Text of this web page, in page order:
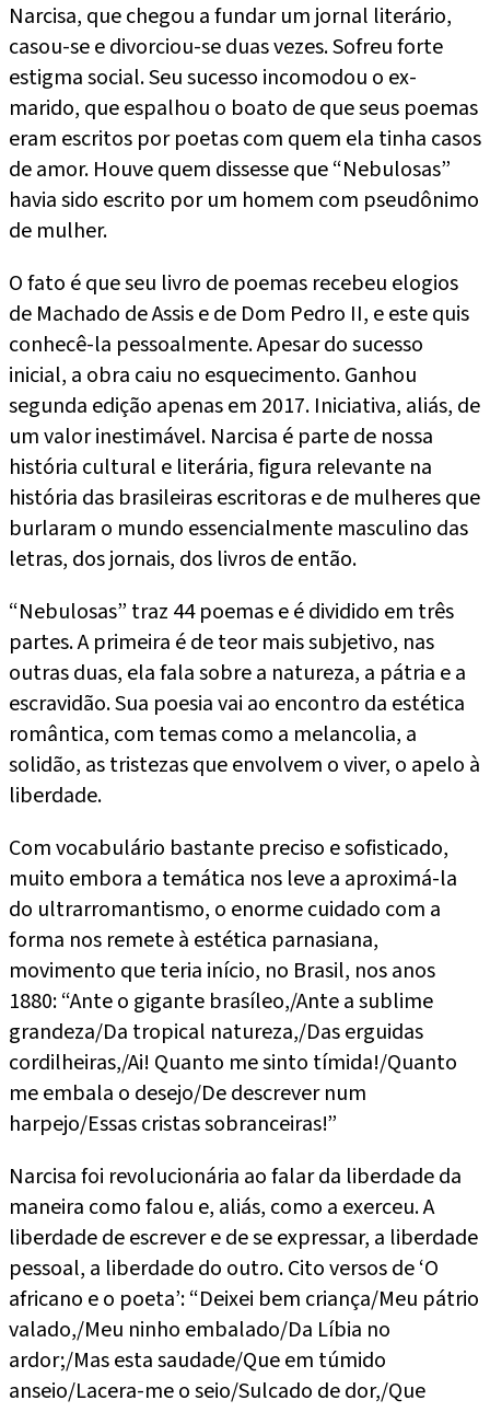
Narcisa, que chegou a fundar um jornal literário,
casou-se e divorciou-se duas vezes. Sofreu forte
estigma social. Seu sucesso incomodou o ex-
marido, que espalhou o boato de que seus poemas
eram escritos por poetas com quem ela tinha casos
de amor. Houve quem dissesse que “Nebulosas”
havia sido escrito por um homem com pseudônimo
de mulher.
O fato é que seu livro de poemas recebeu elogios
de Machado de Assis e de Dom Pedro II, e este quis
conhecê-la pessoalmente. Apesar do sucesso
inicial, a obra caiu no esquecimento. Ganhou
segunda edição apenas em 2017. Iniciativa, aliás, de
um valor inestimável. Narcisa é parte de nossa
história cultural e literária, figura relevante na
história das brasileiras escritoras e de mulheres que
burlaram o mundo essencialmente masculino das
letras, dos jornais, dos livros de então.
“Nebulosas” traz 44 poemas e é dividido em três
partes. A primeira é de teor mais subjetivo, nas
outras duas, ela fala sobre a natureza, a pátria e a
escravidão. Sua poesia vai ao encontro da estética
romântica, com temas como a melancolia, a
solidão, as tristezas que envolvem o viver, o apelo à
liberdade.
Com vocabulário bastante preciso e sofisticado,
muito embora a temática nos leve a aproximá-la
do ultrarromantismo, o enorme cuidado com a
forma nos remete à estética parnasiana,
movimento que teria início, no Brasil, nos anos
1880: “Ante o gigante brasíleo,/Ante a sublime
grandeza/Da tropical natureza,/Das erguidas
cordilheiras,/Ai! Quanto me sinto tímida!/Quanto
me embala o desejo/De descrever num
harpejo/Essas cristas sobranceiras!”
Narcisa foi revolucionária ao falar da liberdade da
maneira como falou e, aliás, como a exerceu. A
liberdade de escrever e de se expressar, a liberdade
pessoal, a liberdade do outro. Cito versos de ‘O
africano e o poeta’: “Deixei bem criança/Meu pátrio
valado,/Meu ninho embalado/Da Líbia no
ardor;/Mas esta saudade/Que em túmido
anseio/Lacera-me o seio/Sulcado de dor,/Que